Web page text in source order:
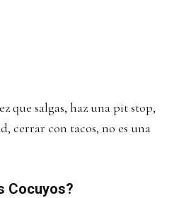
que salgas, haz una pit stop,
cerrar con tacos, no es una
Cocuyos?